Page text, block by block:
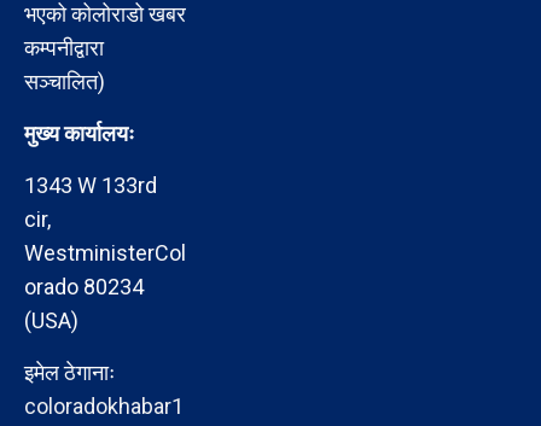
भएको कोलोराडो खबर
कम्पनीद्वारा
सञ्चालित)
मुख्य कार्यालयः
1343 W 133rd
cir,
WestministerCol
orado 80234
(USA)
इमेल ठेगानाः
coloradokhabar1